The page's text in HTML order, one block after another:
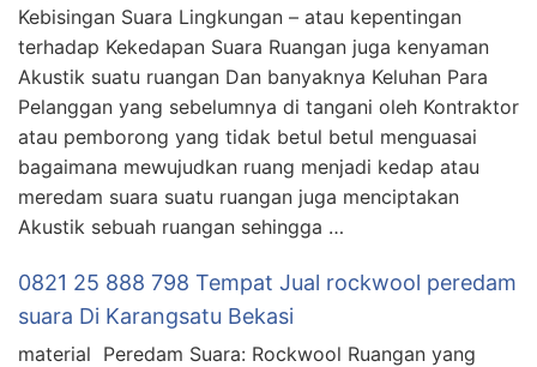
Kebisingan Suara Lingkungan – atau kepentingan
terhadap Kekedapan Suara Ruangan juga kenyaman
Akustik suatu ruangan Dan banyaknya Keluhan Para
Pelanggan yang sebelumnya di tangani oleh Kontraktor
atau pemborong yang tidak betul betul menguasai
bagaimana mewujudkan ruang menjadi kedap atau
meredam suara suatu ruangan juga menciptakan
Akustik sebuah ruangan sehingga …
0821 25 888 798 Tempat Jual rockwool peredam
suara Di Karangsatu Bekasi
material Peredam Suara: Rockwool Ruangan yang